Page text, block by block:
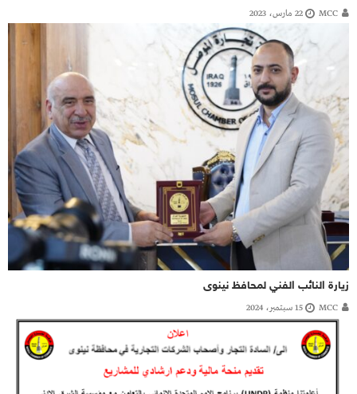
MCC 22 مارس، 2023
زيارة النائب الفني لمحافظ نينوى
MCC 15 سبتمبر، 2024